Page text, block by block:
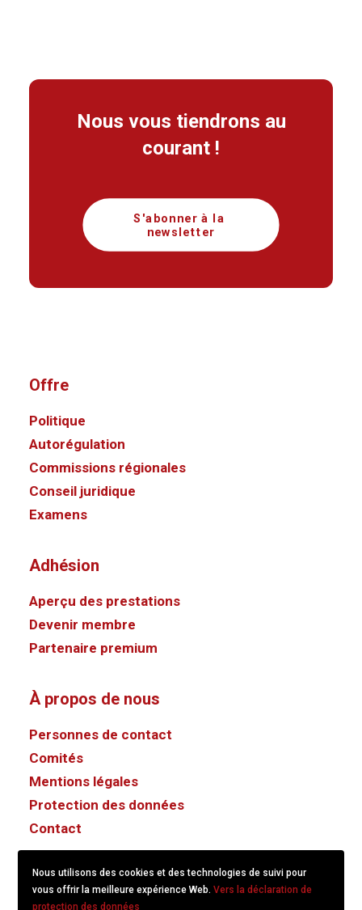
Nous vous tiendrons au
courant !
S'abonner à la
newsletter
Offre
Politique
Autorégulation
Commissions régionales
Conseil juridique
Examens
Adhésion
Aperçu des prestations
Devenir membre
Partenaire premium
À propos de nous
Personnes de contact
Comités
Mentions légales
Protection des données
Contact
Nous utilisons des cookies et des technologies de suivi pour
vous offrir la meilleure expérience Web.Vers la déclaration de
protection des données